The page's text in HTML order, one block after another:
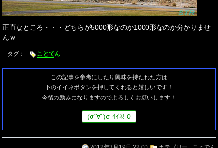
正直なところ・・・どちらが5000形なのか1000形なのか分かりませ
んｗ
タグ： ことでん
この記事を参考にしたり興味を持たれた方は
下のイイネボタンを押してくれると嬉しいです！
今後の励みになりますのでよろしくお願いします！
(σ´∀`)σ ｲｲﾈ! 0